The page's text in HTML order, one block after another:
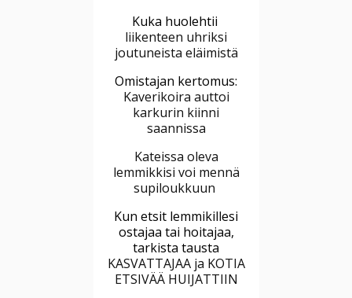
Kuka huolehtii
liikenteen uhriksi
joutuneista eläimistä
Omistajan kertomus:
Kaverikoira auttoi
karkurin kiinni
saannissa
Kateissa oleva
lemmikkisi voi mennä
supiloukkuun
Kun etsit lemmikillesi
ostajaa tai hoitajaa,
tarkista tausta
KASVATTAJAA ja KOTIA
ETSIVÄÄ HUIJATTIIN